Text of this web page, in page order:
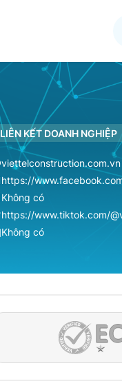
LIÊN KẾT DOANH NGHIỆP
viettelconstruction.com.vn
https://
Không có
https://www.tiktok.com/
Không có